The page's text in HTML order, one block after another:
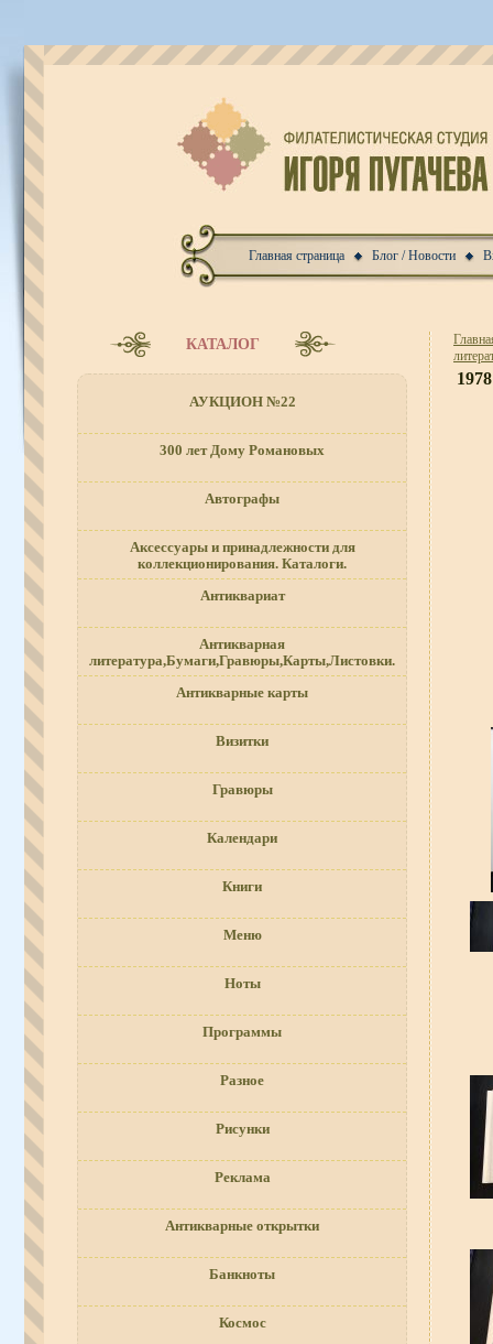
Главная страница Блог / Новости
КАТАЛОГ
АУКЦИОН №22
300 лет Дому Романовых
Автографы
Аксессуары и принадлежности для
коллекционирования. Каталоги.
Антиквариат
Антикварная
литература,Бумаги,Гравюры,Карты,Листовки.
Антикварные карты
Визитки
Гравюры
Календари
Книги
Меню
Ноты
Программы
Разное
Рисунки
Реклама
Антикварные открытки
Банкноты
Космос